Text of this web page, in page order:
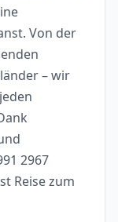
Von der
– wir
2967
Reise zum